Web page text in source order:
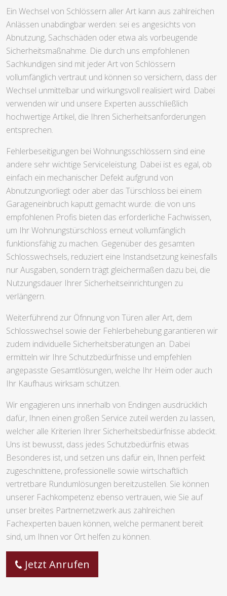
Ein Wechsel von Schlössern aller Art kann aus zahlreichen
Anlässen unabdingbar werden: sei es angesichts von
Abnutzung, Sachschäden oder etwa als vorbeugende
Sicherheitsmaßnahme. Die durch uns empfohlenen
Sachkundigen sind mit jeder Art von Schlössern
vollumfänglich vertraut und können so versichern, dass der
Wechsel unmittelbar und wirkungsvoll realisiert wird. Dabei
verwenden wir und unsere Experten ausschließlich
hochwertige Artikel, die Ihren Sicherheitsanforderungen
entsprechen.
Fehlerbeseitigungen bei Wohnungsschlössern sind eine
andere sehr wichtige Serviceleistung. Dabei ist es egal, ob
einfach ein mechanischer Defekt aufgrund von
Abnutzungvorliegt oder aber das Türschloss bei einem
Garageneinbruch kaputt gemacht wurde: die von uns
empfohlenen Profis bieten das erforderliche Fachwissen,
um Ihr Wohnungstürschloss erneut vollumfänglich
funktionsfähig zu machen. Gegenüber des gesamten
Schlosswechsels, reduziert eine Instandsetzung keinesfalls
nur Ausgaben, sondern trägt gleichermaßen dazu bei, die
Nutzungsdauer Ihrer Sicherheitseinrichtungen zu
verlängern.
Weiterführend zur Öfnnung von Türen aller Art, dem
Schlosswechsel sowie der Fehlerbehebung garantieren wir
zudem individuelle Sicherheitsberatungen an. Dabei
ermitteln wir Ihre Schutzbedürfnisse und empfehlen
angepasste Gesamtlösungen, welche Ihr Heim oder auch
Ihr Kaufhaus wirksam schützen.
Wir engagieren uns innerhalb von Endingen ausdrücklich
dafür, Ihnen einen großen Service zuteil werden zu lassen,
welcher alle Kriterien Ihrer Sicherheitsbedürfnisse abdeckt.
Uns ist bewusst, dass jedes Schutzbedürfnis etwas
Besonderes ist, und setzen uns dafür ein, Ihnen perfekt
zugeschnittene, professionelle sowie wirtschaftlich
vertretbare Rundumlösungen bereitzustellen. Sie können
unserer Fachkompetenz ebenso vertrauen, wie Sie auf
unser breites Partnernetzwerk aus zahlreichen
Fachexperten bauen können, welche permanent bereit
sind, um Ihnen vor Ort helfen zu können.
Jetzt Anrufen